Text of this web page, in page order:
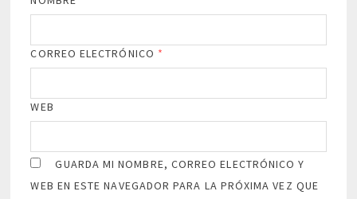
CORREO ELECTRÓNICO *
WEB
GUARDA MI NOMBRE, CORREO ELECTRÓNICO Y
WEB EN ESTE NAVEGADOR PARA LA PRÓXIMA VEZ QUE